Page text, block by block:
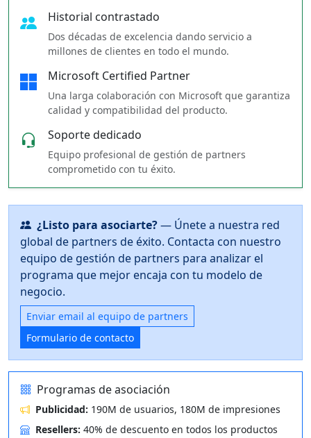
Historial contrastado
Dos décadas de excelencia dando servicio a
millones de clientes en todo el mundo.
Microsoft Certified Partner
Una larga colaboración con Microsoft que garantiza
calidad y compatibilidad del producto.
Soporte dedicado
Equipo profesional de gestión de partners
comprometido con tu éxito.
¿Listo para asociarte?— Únete a nuestra red
global de partners de éxito. Contacta con nuestro
equipo de gestión de partners para analizar el
programa que mejor encaja con tu modelo de
negocio.
Enviar email al equipo de partners
Formulario de contacto
Programas de asociación
Publicidad: 190M de usuarios, 180M de impresiones
Resellers: 40% de descuento en todos los productos